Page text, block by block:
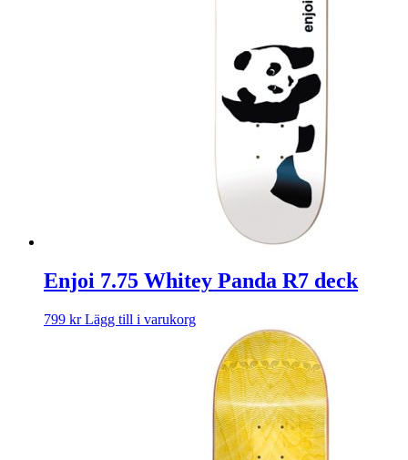
Enjoi 7.75 Whitey Panda R7 deck
799 kr Lägg till i varukorg